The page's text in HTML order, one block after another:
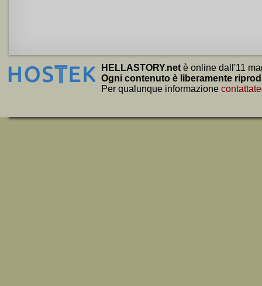
HELLASTORY.net è online dall'11
Ogni contenuto è liberamente
Per qualunque informazione